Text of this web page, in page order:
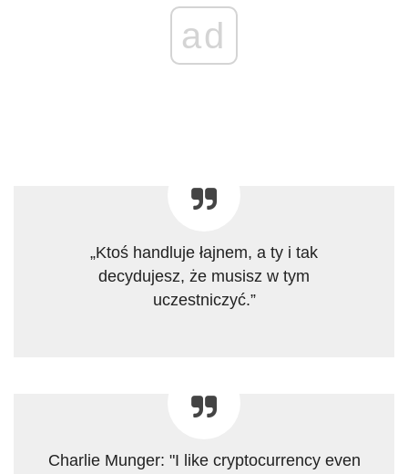
ad
„Ktoś handluje łajnem, a ty i tak
decydujesz, że musisz w tym
uczestniczyć.”
Charlie Munger: "I like cryptocurrency even